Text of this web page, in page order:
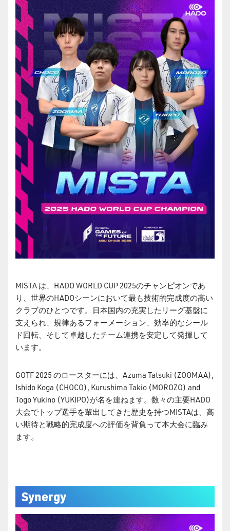
MISTA は、HADO WORLD CUP 2025のチャンピオンであ
り、世界のHADOシーンにおいて最も技術的完成度の高い
クラブのひとつです。日本国内の充実したリーグ基盤に
支えられ、規律あるフォーメーション、効率的なシール
ド回転、そして卓越したチーム連携を安定して発揮して
います。
GOTF 2025 のロースターには、Azuma Tatsuki (ZOOMAA),
Ishido Koga (CHOCO), Kurushima Takio (MOROZO) and
Togo Yukino (YUKIPO)が名を連ねます。数々の主要HADO
大会でトップ選手を輩出してきた歴史を持つMISTAは、高
い期待と戦略的完成度への評価を背負って本大会に臨み
ます。
Synergy